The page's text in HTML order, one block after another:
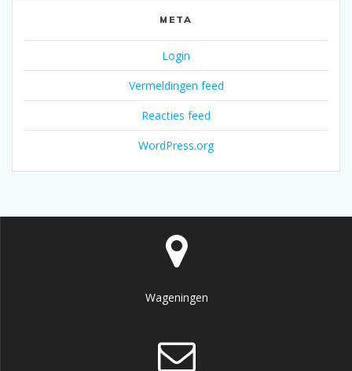
META
Login
Vermeldingen feed
Reacties feed
WordPress.org
Wageningen